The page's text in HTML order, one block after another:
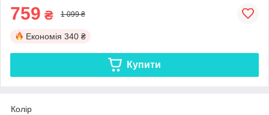
759 ₴ 1 099 ₴
Економія 340 ₴
Купити
Колір